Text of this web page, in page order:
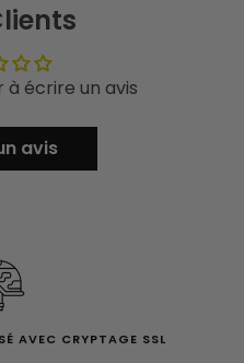
à écrire un avis
avis
AVEC CRYPTAGE SSL